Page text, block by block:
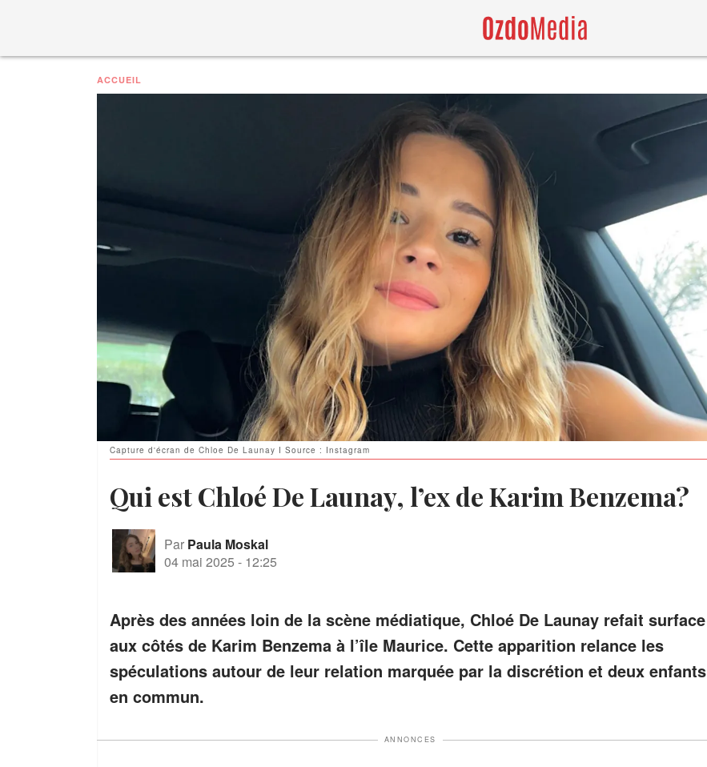
ACCUEIL
Capture d'écran de Chloe De Launay I Source : Instagram
Qui est Chloé De Launay, l’ex de Karim Benzema?
Par Paula Moskal
04 mai 2025 - 12:25
Après des années loin de la scène médiatique, Chloé De Launay refait surface
aux côtés de Karim Benzema à l’île Maurice. Cette apparition relance les
spéculations autour de leur relation marquée par la discrétion et deux enfants
en commun.
ANNONCES